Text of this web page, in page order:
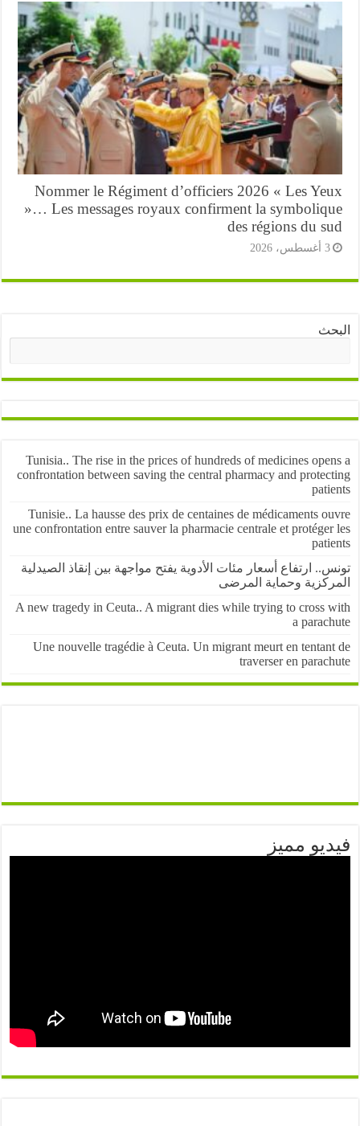
Nommer le Régiment d’officiers 2026 « Les
»… Les messages royaux confirment la
des régions du
Tunisia.. The rise in the prices of hundreds of medicines
confrontation between saving the central pharmacy and
Tunisie.. La hausse des prix de centaines de médicaments
une confrontation entre sauver la pharmacie centrale et
ارتفاع أسعار مئات الأدوية يفتح مواجهة بين إنقاذ الصيدلية
وحماية المرضى
A new tragedy in Ceuta.. A migrant dies while trying to cross
a
Une nouvelle tragédie à Ceuta. Un migrant meurt en
traverser en
مميز